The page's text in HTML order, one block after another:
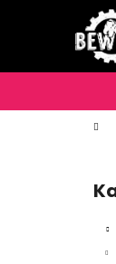
í
k
Zpět
do
Zpět
do